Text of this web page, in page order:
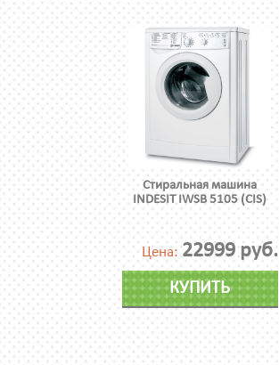
Стиральная машина
INDESIT IWSB 5105 (CIS)
Цена: 22999 руб.
КУПИТЬ